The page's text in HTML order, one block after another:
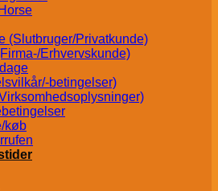
(Slutbruger/Privatkunde)
Erhvervskunde)
betingelser)
køb